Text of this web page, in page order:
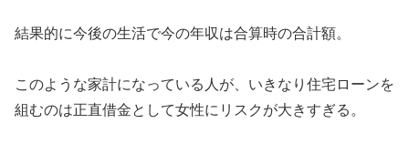
結果的に今後の生活で今の年収は合算時の合計額。
このような家計になっている人が、いきなり住宅ローンを
組むのは正直借金として女性にリスクが大きすぎる。